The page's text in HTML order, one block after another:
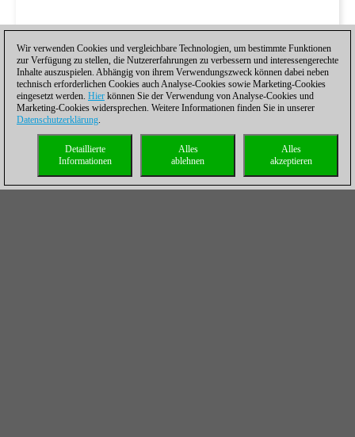
Wir verwenden Cookies und vergleichbare Technologien, um bestimmte Funktionen
zur Verfügung zu stellen, die Nutzererfahrungen zu verbessern und interessengerechte
Inhalte auszuspielen. Abhängig von ihrem Verwendungszweck können dabei neben
technisch erforderlichen Cookies auch Analyse-Cookies sowie Marketing-Cookies
eingesetzt werden. Hier können Sie der Verwendung von Analyse-Cookies und
Marketing-Cookies widersprechen. Weitere Informationen finden Sie in unserer
Datenschutzerklärung.
Alles
akzeptieren
Alles
ablehnen
Detaillierte
Informationen